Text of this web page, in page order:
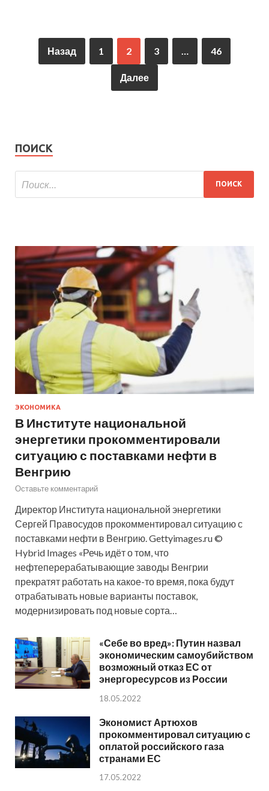
Назад 1 2 3 … 46
Далее
ПОИСК
ЭКОНОМИКА
В Институте национальной
энергетики прокомментировали
ситуацию с поставками нефти в
Венгрию
Оставьте комментарий
Директор Института национальной энергетики
Сергей Правосудов прокомментировал ситуацию с
поставками нефти в Венгрию. Gettyimages.ru ©
Hybrid Images «Речь идёт о том, что
нефтеперерабатывающие заводы Венгрии
прекратят работать на какое-то время, пока будут
отрабатывать новые варианты поставок,
модернизировать под новые сорта…
«Себе во вред»: Путин назвал
экономическим самоубийством
возможный отказ ЕС от
энергоресурсов из России
18.05.2022
Экономист Артюхов
прокомментировал ситуацию с
оплатой российского газа
странами ЕС
17.05.2022